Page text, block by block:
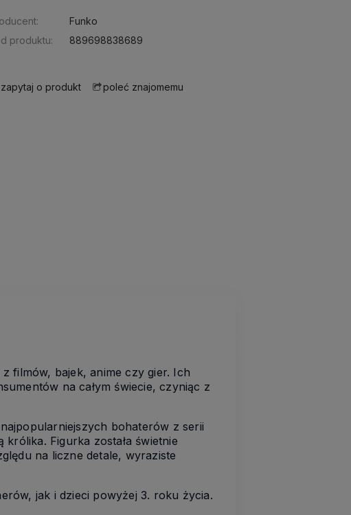
Funko
produktu:
889698838689
zapytaj o produkt poleć znajomemu
filmów, bajek, anime czy gier. Ich
na całym świecie, czyniąc z
bohaterów z serii
Figurka została świetnie
na liczne detale, wyraziste
jak i dzieci powyżej 3. roku życia.